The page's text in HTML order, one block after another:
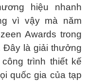
hiệu nhanh
vì vậy mà năm
Awards trong
Đây là giải thưởng
trình thiết kế
quốc gia của tạp